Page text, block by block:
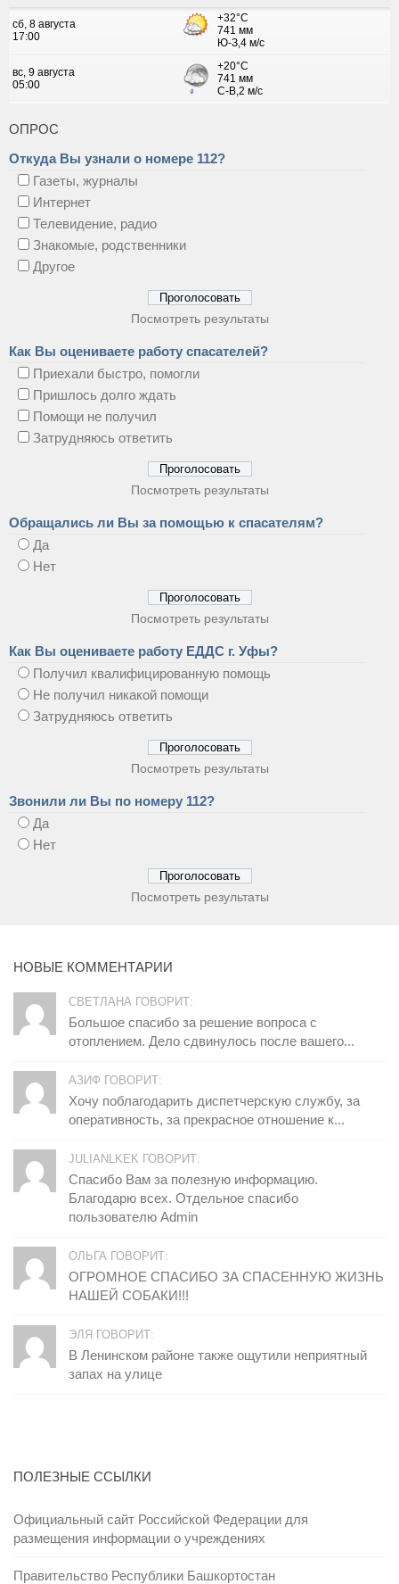
ОПРОС
Откуда Вы узнали о номере 112?
Газеты, журналы
Интернет
Телевидение, радио
Знакомые, родственники
Другое
Посмотреть результаты
Как Вы оцениваете работу спасателей?
Приехали быстро, помогли
Пришлось долго ждать
Помощи не получил
Затрудняюсь ответить
Посмотреть результаты
Обращались ли Вы за помощью к спасателям?
Да
Нет
Посмотреть результаты
Как Вы оцениваете работу ЕДДС г. Уфы?
Получил квалифицированную помощь
Не получил никакой помощи
Затрудняюсь ответить
Посмотреть результаты
Звонили ли Вы по номеру 112?
Да
Нет
Посмотреть результаты
НОВЫЕ КОММЕНТАРИИ
СВЕТЛАНА ГОВОРИТ:
Большое спасибо за решение вопроса с
отоплением. Дело сдвинулось после вашего...
АЗИФ ГОВОРИТ:
Хочу поблагодарить диспетчерскую службу, за
оперативность, за прекрасное отношение к...
JULIANLKEK ГОВОРИТ:
Спасибо Вам за полезную информацию.
Благодарю всех. Отдельное спасибо
пользователю Admin
ОЛЬГА ГОВОРИТ:
ОГРОМНОЕ СПАСИБО ЗА СПАСЕННУЮ ЖИЗНЬ
НАШЕЙ СОБАКИ!!!
ЭЛЯ ГОВОРИТ:
В Ленинском районе также ощутили неприятный
запах на улице
ПОЛЕЗНЫЕ ССЫЛКИ
Официальный сайт Российской Федерации для
размещения информации о учреждениях
Правительство Республики Башкортостан